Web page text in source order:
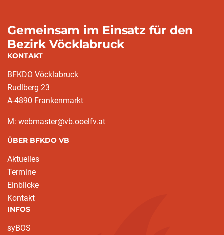
Gemeinsam im Einsatz für den
Bezirk Vöcklabruck
KONTAKT
BFKDO Vöcklabruck
Rudlberg 23
A-4890 Frankenmarkt
M: webmaster@vb.ooelfv.at
ÜBER BFKDO VB
Aktuelles
Termine
Einblicke
Kontakt
INFOS
syBOS